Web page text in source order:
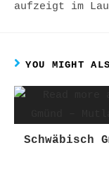
aufzeigt im
YOU MIGHT
Schwäbisch